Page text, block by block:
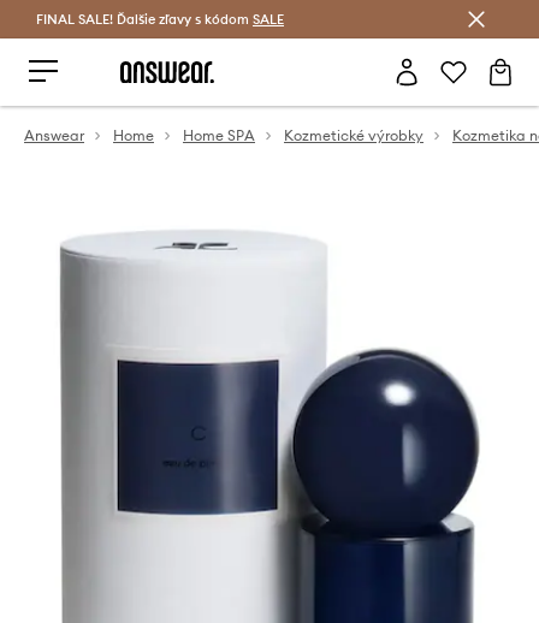
Šetrite s Answear Club >
FINAL SALE! Ďalšie zľavy s kódom SALE
Answear Home Home SPA Kozmetické výrobky Kozmetika